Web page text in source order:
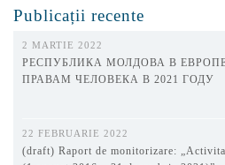
Publicații recente
2 MARTIE 2022
РЕСПУБЛИКА МОЛДОВА В
ПРАВАМ ЧЕЛОВЕКА В 2021 ГОДУ
22 FEBRUARIE 2022
(draft) Raport de monitorizare: